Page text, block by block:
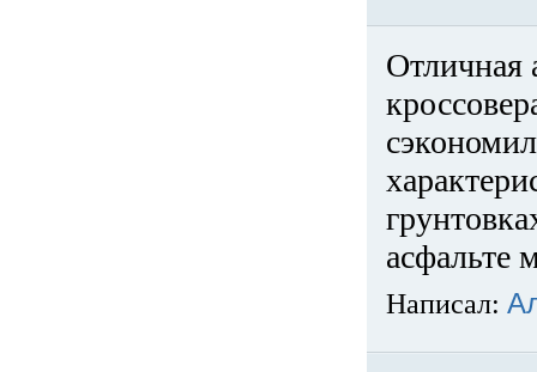
Отличная
асфальте
Написал: